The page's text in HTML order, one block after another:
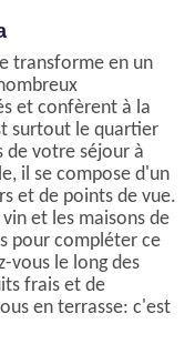
transforme en un
et confèrent à la
surtout le quartier
de votre séjour à
il se compose d'un
et de points de vue.
et les maisons de
pour compléter ce
vous le long des
frais et de
en terrasse: c'est